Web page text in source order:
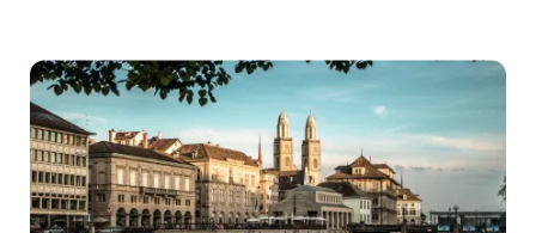
transfer
from
Zurich
to
Torino
with
2h
valid:
06.08.2026
03.09.2026
and
around
-